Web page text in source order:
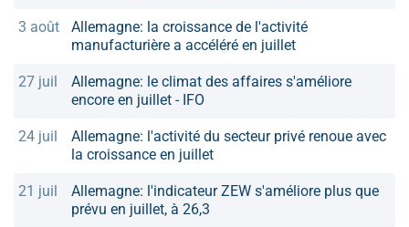
3 août
Allemagne: la croissance de l'activité
manufacturière a accéléré en juillet
27 juil
Allemagne: le climat des affaires s'améliore
encore en juillet - IFO
24 juil
Allemagne: l'activité du secteur privé renoue avec
la croissance en juillet
21 juil
Allemagne: l'indicateur ZEW s'améliore plus que
prévu en juillet, à 26,3